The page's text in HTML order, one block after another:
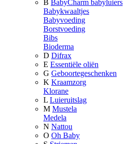
B BabyCharm babyluiers
Babykwaaltjes
Babyvoeding
Borstvoeding
Bibs
Bioderma
D Difrax
E Essentiële oliën
G Geboortegeschenken
K Kraamzorg
Klorane
L Luieruitslag
M Mustela
Medela
N Nattou
O Oh Baby